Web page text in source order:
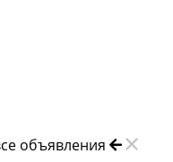
объявления